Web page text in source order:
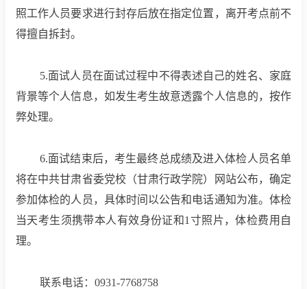
照工作人员要求进行封存后放在指定位置，离开考点前不
得擅自拆封。
5.面试人员在面试过程中不得表述自己的姓名、家庭
背景等个人信息，如发生考生故意透露个人信息的，按作
弊处理。
6.面试结束后，考生最终总成绩及进入体检人员名单
将在中共甘肃省委党校（甘肃行政学院）网站公布，确定
参加体检的人员，具体时间以公告和电话通知为准。体检
当天考生须携带本人有效身份证和1寸照片，体检费用自
理。
联系电话： 0931-7768758